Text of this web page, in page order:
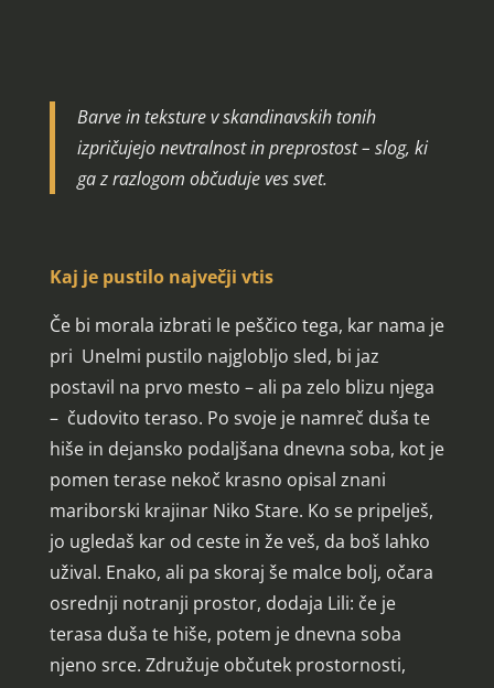
Barve in teksture v skandinavskih tonih
izpričujejo nevtralnost in preprostost – slog, ki
ga z razlogom občuduje ves svet.
Kaj je pustilo največji vtis
Če bi morala izbrati le peščico tega, kar nama je
pri Unelmi pustilo najglobljo sled, bi jaz
postavil na prvo mesto – ali pa zelo blizu njega
– čudovito teraso. Po svoje je namreč duša te
hiše in dejansko podaljšana dnevna soba, kot je
pomen terase nekoč krasno opisal znani
mariborski krajinar Niko Stare. Ko se pripelješ,
jo ugledaš kar od ceste in že veš, da boš lahko
užival. Enako, ali pa skoraj še malce bolj, očara
osrednji notranji prostor, dodaja Lili: če je
terasa duša te hiše, potem je dnevna soba
njeno srce. Združuje občutek prostornosti,